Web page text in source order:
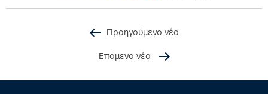
Προηγούμενο νέο
Επόμενο νέο